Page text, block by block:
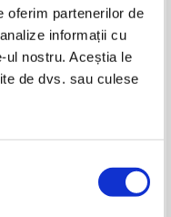
oferim partenerilor de
informații cu
ul nostru. Aceștia le
de dvs. sau culese
Jamaica
Pret:10,00Lei 7,00 Lei
în coș